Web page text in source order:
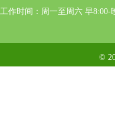
工作时间：周一至周六 早8:00-
©